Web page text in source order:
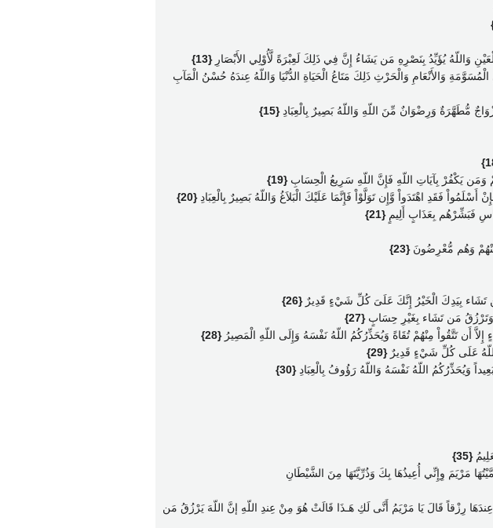
وَاللّهُ يُؤَيِّدُ بِنَصْرِهِ مَن يَشَاءُ إِنَّ فِي ذَلِكَ لَعِبْرَةً لَّأُوْلِي الأَبْصَارِ{13}
وَالأَنْعَامِ وَالْحَرْثِ ذَلِكَ مَتَاعُ الْحَيَاةِ الدُّنْيَا وَاللّهُ عِندَهُ حُسْنُ الْمَآبِ
مُّطَهَّرَةٌ وَرِضْوَانٌ مِّنَ اللّهِ وَاللّهُ بَصِيرٌ بِالْعِبَادِ{15}
وَمَن يَكْفُرْ بِآيَاتِ اللّهِ فَإِنَّ اللّهِ سَرِيعُ الْحِسَابِ{19}
فَقَدِ اهْتَدَواْ وَّإِن تَوَلَّوْاْ فَإِنَّمَا عَلَيْكَ الْبَلاَغُ وَاللّهُ بَصِيرٌ بِالْعِبَادِ{20}
فَبَشِّرْهُم بِعَذَابٍ أَلِيمٍ{21}
مِّنْهُمْ وَهُم مُّعْرِضُونَ{23}
تَشَاء بِيَدِكَ الْخَيْرُ إِنَّكَ عَلَىَ كُلِّ شَيْءٍ قَدِيرٌ{26}
وَتَرْزُقُ مَن تَشَاء بِغَيْرِ حِسَابٍ{27}
أَن تَتَّقُواْ مِنْهُمْ تُقَاةً وَيُحَذِّرُكُمُ اللّهُ نَفْسَهُ وَإِلَى اللّهِ الْمَصِيرُ{28}
عَلَى كُلِّ شَيْءٍ قَدِيرٌ{29}
وَيُحَذِّرُكُمُ اللّهُ نَفْسَهُ وَاللّهُ رَؤُوفُ بِالْعِبَادِ{30}
{35}
مَرْيَمَ وِإِنِّي أُعِيذُهَا بِكَ وَذُرِّيَّتَهَا مِنَ الشَّيْطَانِ
عِندَهَا رِزْقاً قَالَ يَا مَرْيَمُ أَنَّى لَكِ هَـذَا قَالَتْ هُوَ مِنْ عِندِ اللّهِ إنَّ اللّهَ يَرْزُقُ مَن